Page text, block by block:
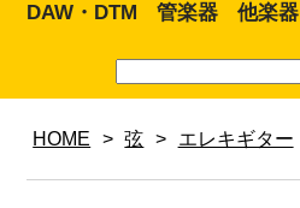
DAW・DTM 管楽器 他楽器
HOME > 弦 > エレキギター